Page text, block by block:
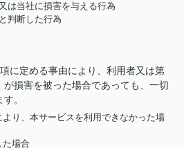
は当社に損害を与える行為
判断した行為
に定める事由により、利用者又は第
損害を被った場合であっても、一切
。
り、本サービスを利用できなかった場
た場合